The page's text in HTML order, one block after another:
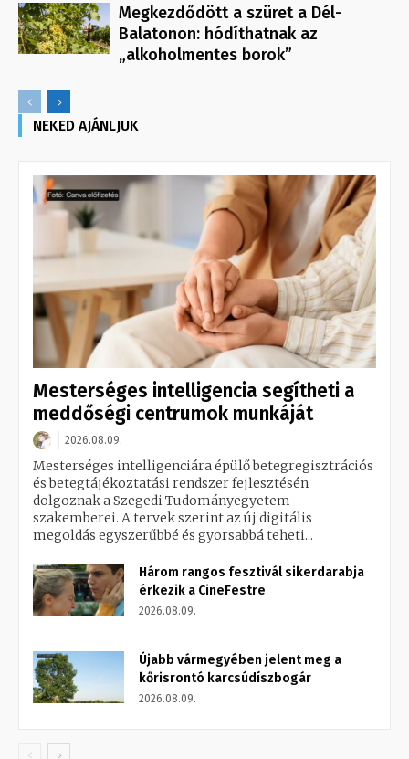
Megkezdődött a szüret a Dél-
Balatonon: hódíthatnak az
„alkoholmentes borok”
NEKED AJÁNLJUK
Mesterséges intelligencia segítheti a
meddőségi centrumok munkáját
2026.08.09.
Mesterséges intelligenciára épülő betegregisztrációs
és betegtájékoztatási rendszer fejlesztésén
dolgoznak a Szegedi Tudományegyetem
szakemberei. A tervek szerint az új digitális
megoldás egyszerűbbé és gyorsabbá teheti...
Három rangos fesztivál sikerdarabja
érkezik a CineFestre
2026.08.09.
Újabb vármegyében jelent meg a
kőrisrontó karcsúdíszbogár
2026.08.09.